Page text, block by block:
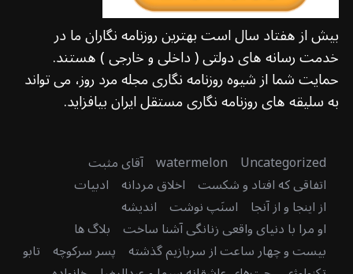
بیش از هفتاد سال است بهترین روزنامه نگاران ما در
خدمت رسانه های دولتی ( داخلی و خارجی ) هستند.
حمایت شما از شیوه روزنامه نگاری مجله مرد روز، می تواند
به سلیقه های روزنامه نگاری مستقل ایران بیافزاید.
Uncategorized
watermelon آقای مثبت
اتفاقی که افتاد و شکست اخلاق مردانه ادبیات
از اینجا و از آنجا اسنَپ نوشت اندیشه
او مرا با دنیای واقعی زنانگی آشنا ساخت بلاگ ها
بیست و چهار ساعت از سربازیم گذشته پسر سرکوچه تابو